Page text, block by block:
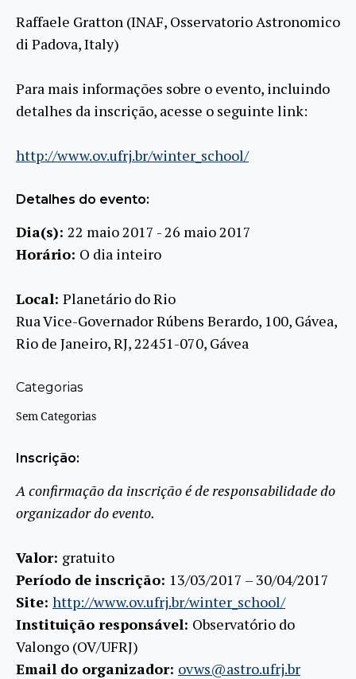
Raffaele Gratton (INAF, Osservatorio Astronomico
di Padova, Italy)
Para mais informações sobre o evento, incluindo
detalhes da inscrição, acesse o seguinte link:
http://www.ov.ufrj.br/winter_school/
Detalhes do evento:
Dia(s): 22 maio 2017 - 26 maio 2017
Horário: O dia inteiro
Local: Planetário do Rio
Rua Vice-Governador Rúbens Berardo, 100, Gávea,
Rio de Janeiro, RJ, 22451-070, Gávea
Categorias
Sem Categorias
Inscrição:
A confirmação da inscrição é de responsabilidade do
organizador do evento.
Valor: gratuito
Período de inscrição: 13/03/2017 – 30/04/2017
Site: http://www.ov.ufrj.br/winter_school/
Instituição responsável: Observatório do
Valongo (OV/UFRJ)
Email do organizador: ovws@astro.ufrj.br